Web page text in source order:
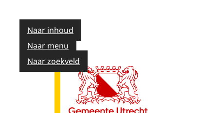
Naar inhoud
Naar menu
Naar zoekveld